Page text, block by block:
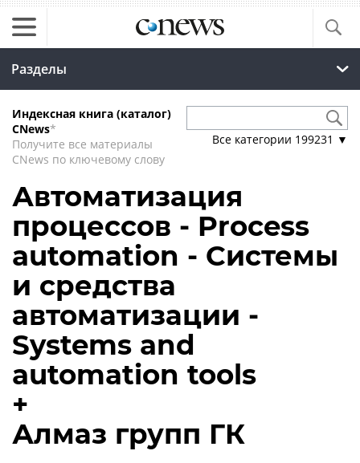
Разделы
Индексная книга (каталог)
CNews*
Получите все материалы
CNews по ключевому слову
Все категории 199231 ▼
Автоматизация
процессов - Process
automation - Системы
и средства
автоматизации -
Systems and
automation tools
+
Алмаз групп ГК